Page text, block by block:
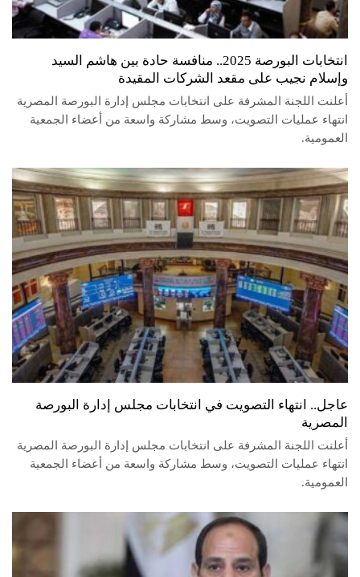
انتخابات البورصة 2025.. منافسة حادة بين هاشم السيد
وإسلام نجيب على مقعد الشركات المقيدة
أعلنت اللجنة المشرفة على انتخابات مجلس إدارة البورصة المصرية
انتهاء عمليات التصويت، وسط مشاركة واسعة من أعضاء الجمعية
العمومية.
عاجل.. انتهاء التصويت في انتخابات مجلس إدارة البورصة
المصرية
أعلنت اللجنة المشرفة على انتخابات مجلس إدارة البورصة المصرية
انتهاء عمليات التصويت، وسط مشاركة واسعة من أعضاء الجمعية
العمومية.